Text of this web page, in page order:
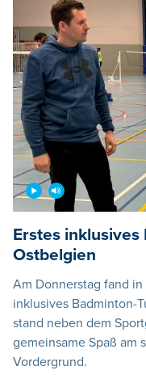
Erstes
Ostbelgien
Am Donnerstag fand
inklusives Badminton-
stand neben dem
gemeinsame Spaß am
Vordergrund.